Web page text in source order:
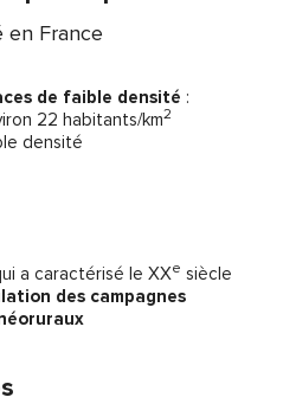
en France
de faible densité :
22 habitants/km2
densité
a caractérisé le XXe siècle
des campagnes